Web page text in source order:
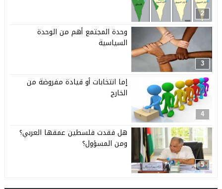
2
3
وحدة المجتمع أهم من الوحدة
السياسية
4
إما انتخابات أو قيادة مفروضة من
الخارج
5
هل فقدت فلسطين عمقها العربي؟
ومن المسؤول؟